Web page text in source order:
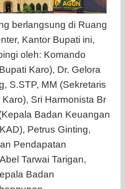
berlangsung di Ruang
Kantor Bupati ini,
oleh: Komando
Karo), Dr. Gelora
S.STP, MM (Sekretaris
Sri Harmonista Br
Badan Keuangan
Petrus Ginting,
Pendapatan
Tarwai Tarigan,
Badan